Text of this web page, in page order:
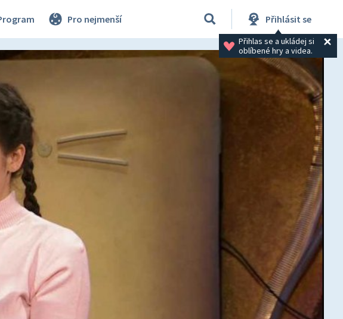
Pro nejmenší Přihlásit se
Přihlas se a ukládej si
oblíbené hry a videa.